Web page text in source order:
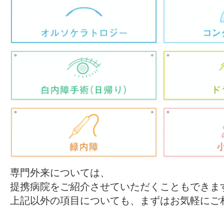
専門外来については、
提携病院をご紹介させていただくこともできま
上記以外の項目についても、まずはお気軽に